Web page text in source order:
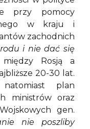
przy pomocy
w kraju i
zachodnich
i nie dać się
Rosją a
20-30 lat.
natomiast plan
ministrów oraz
gen.
nie poszliby